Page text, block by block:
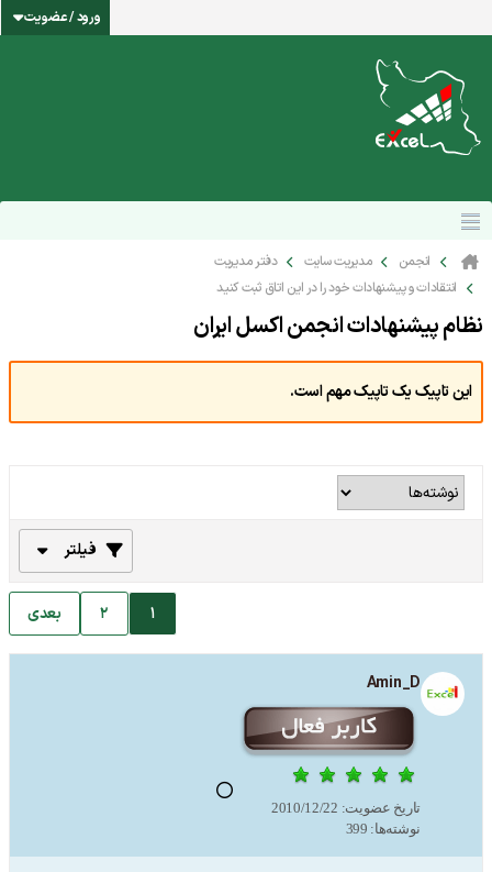
ورود / عضویت
انجمن مدیریت سایت
دفتر مدیریت
انتقادات و پیشنهادات خود را در این اتاق ثبت کنید
نظام پیشنهادات انجمن اکسل ایران
این تاپیک یک تاپیک مهم است.
فیلتر
1
2 بعدی
Amin_D
تاریخ عضویت: 2010/12/22
نوشته‌ها: 399